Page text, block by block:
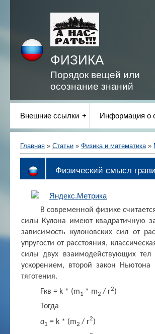
ФИЗИКА
Порядок вещей или
осознание знаний
Внешние ссылки Информация о
Главная » Статьи » Физика и математика»
Физический смысл
В современной физике
силы Кулона имеют квадратичную
зависимость кулоновских сил от
упругости от расстояния,
силы двух взаимодействующих
ускорением, второй закон
тяготения.
Fкв = k* (m1 * m2 / r2)
Тогда
а1 = k* (m2 / r2)